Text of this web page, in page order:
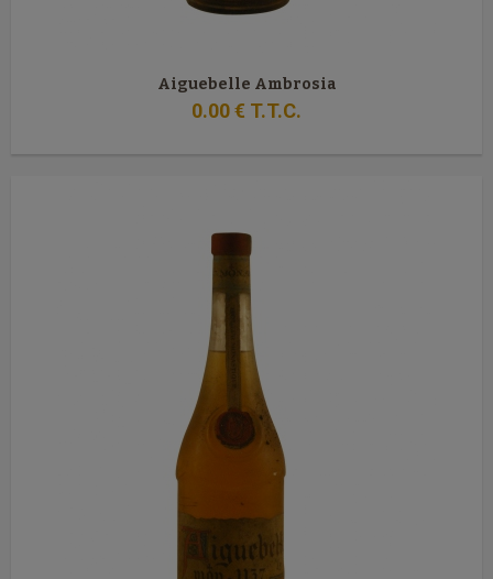
Aiguebelle Ambrosia
0.00€ T.T.C.